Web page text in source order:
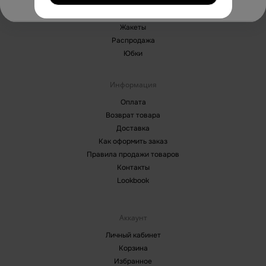
Жакеты
Распродажа
Юбки
Информация
Оплата
Возврат товара
Доставка
Как оформить заказ
Правила продажи товаров
Контакты
Lookbook
Аккаунт
Личный кабинет
Корзина
Избранное